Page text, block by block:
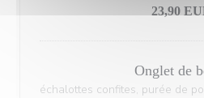
23,90
Onglet de
échalottes confites, purée de